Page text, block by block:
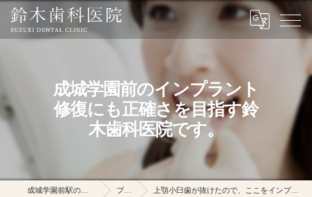
成城学園前のインプラント
修復にも正確さを目指す鈴
木歯科医院です。
成城学園前駅の鈴木歯科医院 ブログ 上顎小臼歯が抜けたので、ここをインプラントで回復しました。